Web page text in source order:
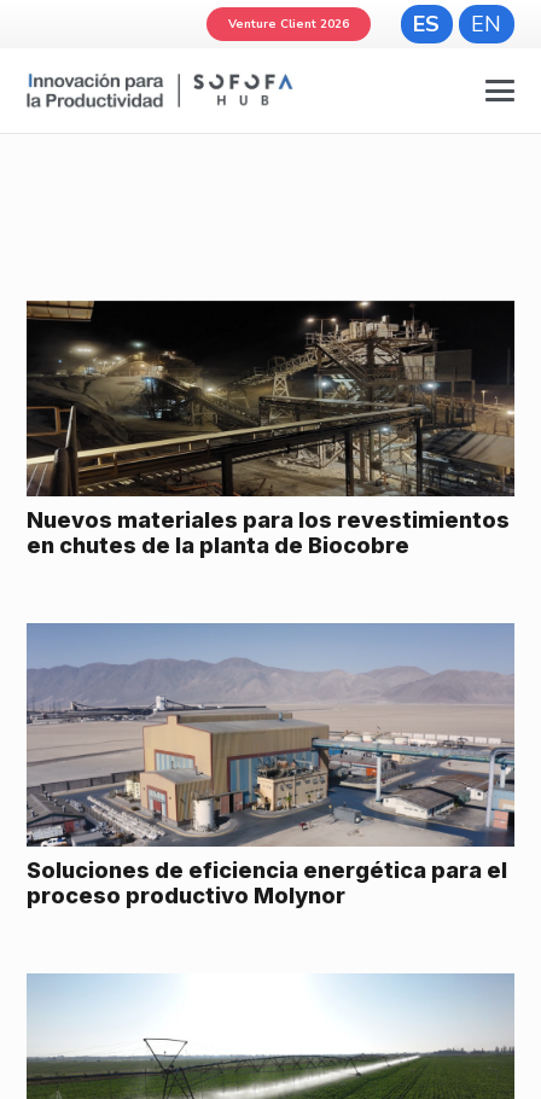
Venture Client 2026 ES EN
Nuevos materiales para los revestimientos
en chutes de la planta de Biocobre
Soluciones de eficiencia energética para el
proceso productivo Molynor